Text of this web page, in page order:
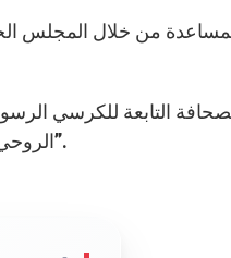
من خلال المجلس
التابعة للكرسي
الروحي والأبوي وتشجيع الحبر الأعظم لسكان المناطق المنكوبة بسبب الفياضانات”.